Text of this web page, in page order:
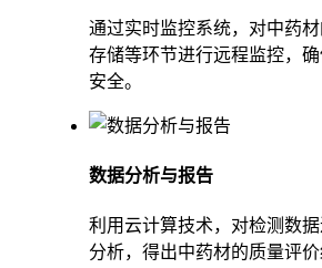
通过实时监控系统，对中药材
存储等环节进行远程监控，
安全。
数据分析与报告
利用云计算技术，对检测数
分析，得出中药材的质量评价